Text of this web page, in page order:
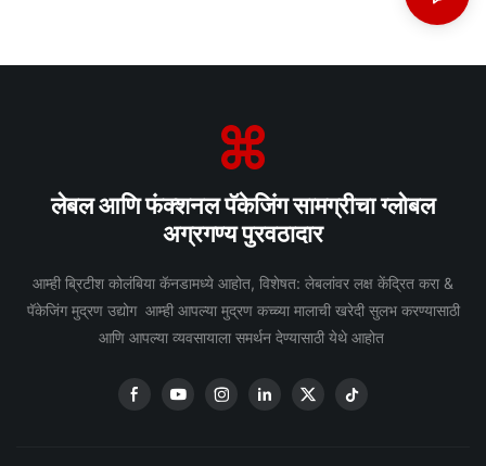
लेबल आणि फंक्शनल पॅकेजिंग सामग्रीचा ग्लोबल
अग्रगण्य पुरवठादार
आम्ही ब्रिटीश कोलंबिया कॅनडामध्ये आहोत, विशेषत: लेबलांवर लक्ष केंद्रित करा &
पॅकेजिंग मुद्रण उद्योग आम्ही आपल्या मुद्रण कच्च्या मालाची खरेदी सुलभ करण्यासाठी
आणि आपल्या व्यवसायाला समर्थन देण्यासाठी येथे आहोत